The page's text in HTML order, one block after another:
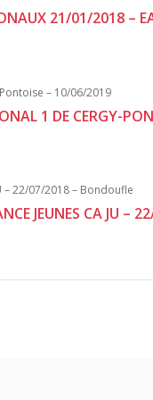
21/01/2018 –
1 DE CERGY-
JEUNES CA JU –